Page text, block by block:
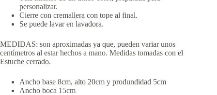
personalizar.
Cierre con cremallera con tope al final.
Se puede lavar en lavadora.
MEDIDAS: son aproximadas ya que, pueden variar unos
centímetros al estar hechos a mano. Medidas tomadas con el
Estuche cerrado.
Ancho base 8cm, alto 20cm y produndidad 5cm
Ancho boca 15cm